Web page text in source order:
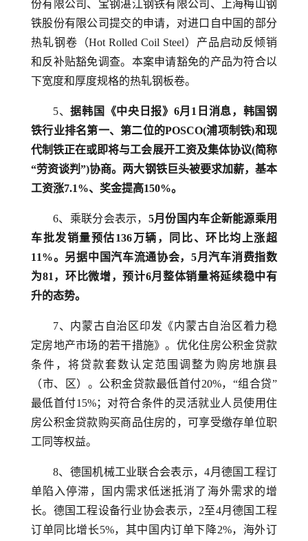
份有限公司、宝钢湛江钢铁有限公司、上海梅山钢
铁股份有限公司提交的申请，对进口自中国的部分
热轧钢卷（Hot Rolled Coil Steel）产品启动反倾销
和反补贴豁免调查。本案申请豁免的产品为符合以
下宽度和厚度规格的热轧钢板卷。
5、据韩国《中央日报》6月1日消息，韩国钢
铁行业排名第一、第二位的POSCO(浦项制铁)和现
代制铁正在或即将与工会展开工资及集体协议(简称
“劳资谈判”)协商。两大钢铁巨头被要求加薪，基本
工资涨7.1%、奖金提高150%。
6、乘联分会表示， 5月份国内车企新能源乘用
车批发销量预估136万辆，同比、环比均上涨超
11%。另据中国汽车流通协会，5月汽车消费指数
为81，环比微增，预计6月整体销量将延续稳中有
升的态势。
7、内蒙古自治区印发《内蒙古自治区着力稳
定房地产市场的若干措施》。优化住房公积金贷款
条件，将贷款套数认定范围调整为购房地旗县
（市、区）。公积金贷款最低首付20%，“组合贷”
最低首付15%；对符合条件的灵活就业人员使用住
房公积金贷款购买商品住房的，可享受缴存单位职
工同等权益。
8、德国机械工业联合会表示，4月德国工程订
单陷入停滞，国内需求低迷抵消了海外需求的增
长。德国工程设备行业协会表示，2至4月德国工程
订单同比增长5%，其中国内订单下降2%，海外订